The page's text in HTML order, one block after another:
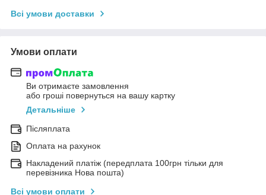
Всі умови доставки
Умови оплати
Ви отримаєте замовлення
або гроші повернуться на вашу картку
Детальніше
Післяплата
Оплата на рахунок
Накладений платіж (передплата 100грн тільки для
перевізника Нова пошта)
Всі умови оплати